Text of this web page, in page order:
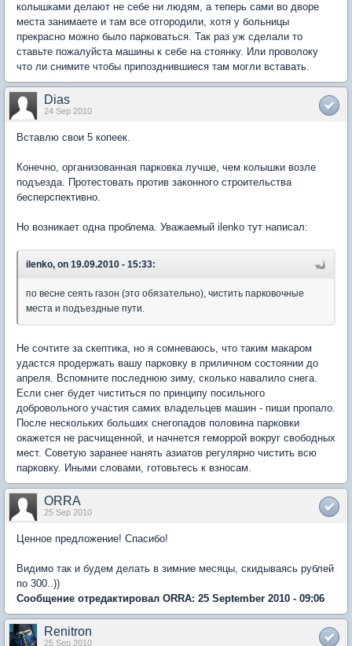
колышками делают не себе ни людям, а теперь сами во дворе
места занимаете и там все отгородили, хотя у больницы
прекрасно можно было парковаться. Так раз уж сделали то
ставьте пожалуйста машины к себе на стоянку. Или проволоку
что ли снимите чтобы припозднившиеся там могли вставать.
Dias
24 Sep 2010
Вставлю свои 5 копеек.
Конечно, организованная парковка лучше, чем колышки возле
подъезда. Протестовать против законного строительства
бесперспективно.
Но возникает одна проблема. Уважаемый ilenko тут написал:
ilenko, on 19.09.2010 - 15:33:
по весне сеять газон (это обязательно), чистить парковочные
места и подъездные пути.
Не сочтите за скептика, но я сомневаюсь, что таким макаром
удастся продержать вашу парковку в приличном состоянии до
апреля. Вспомните последнюю зиму, сколько навалило снега.
Если снег будет чиститься по принципу посильного
добровольного участия самих владельцев машин - пиши пропало.
После нескольких больших снегопадов половина парковки
окажется не расчищенной, и начнется геморрой вокруг свободных
мест. Советую заранее нанять азиатов регулярно чистить всю
парковку. Иными словами, готовьтесь к взносам.
ORRA
25 Sep 2010
Ценное предложение! Спасибо!
Видимо так и будем делать в зимние месяцы, скидываясь рублей
по 300..))
Сообщение отредактировал ORRA: 25 September 2010 - 09:06
Renitron
25 Sep 2010